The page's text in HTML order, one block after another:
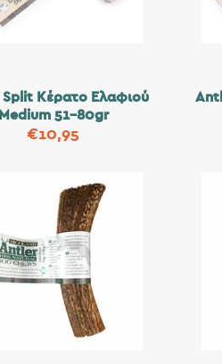
Κέρατο Ελαφιού
Medium 51-80gr
€10,95